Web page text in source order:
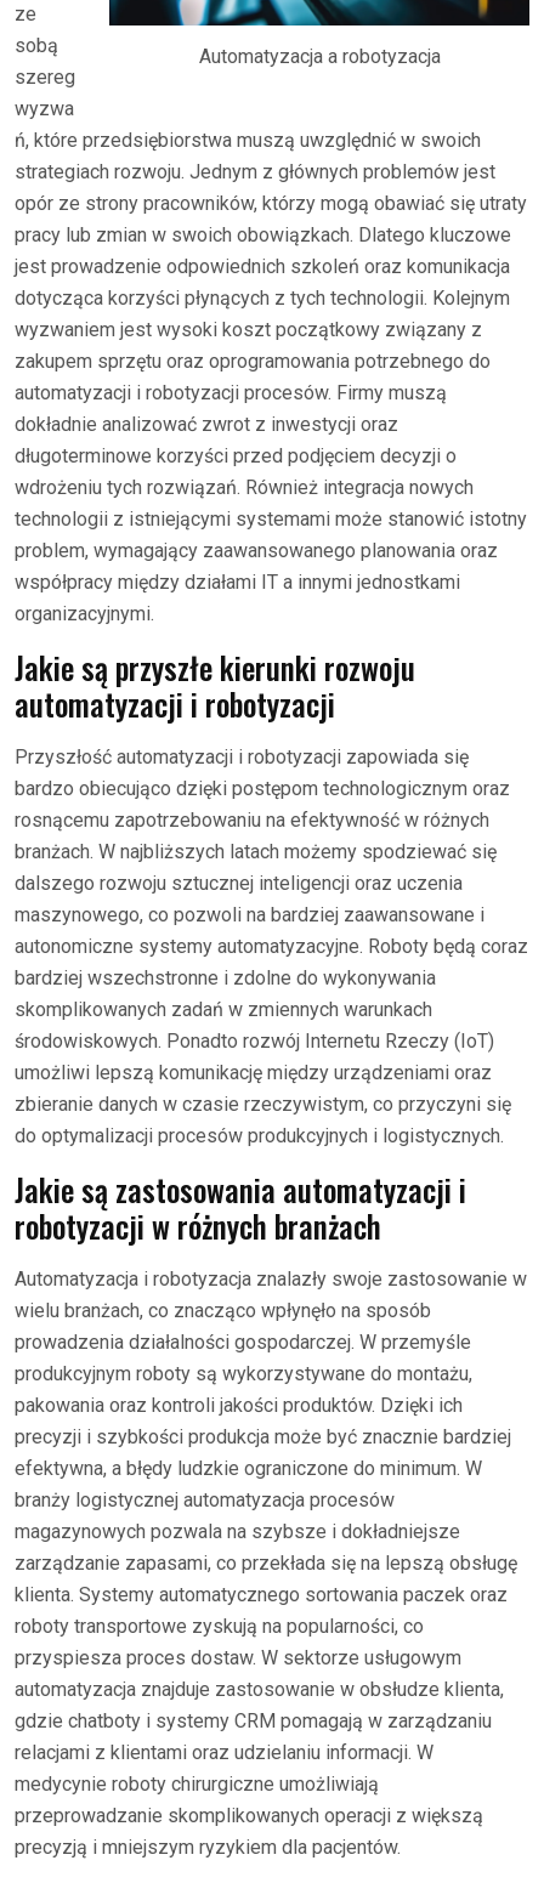
Automatyzacja a robotyzacja
ze
sobą
szereg
wyzwa
ń, które przedsiębiorstwa muszą uwzględnić w swoich
strategiach rozwoju. Jednym z głównych problemów jest
opór ze strony pracowników, którzy mogą obawiać się utraty
pracy lub zmian w swoich obowiązkach. Dlatego kluczowe
jest prowadzenie odpowiednich szkoleń oraz komunikacja
dotycząca korzyści płynących z tych technologii. Kolejnym
wyzwaniem jest wysoki koszt początkowy związany z
zakupem sprzętu oraz oprogramowania potrzebnego do
automatyzacji i robotyzacji procesów. Firmy muszą
dokładnie analizować zwrot z inwestycji oraz
długoterminowe korzyści przed podjęciem decyzji o
wdrożeniu tych rozwiązań. Również integracja nowych
technologii z istniejącymi systemami może stanowić istotny
problem, wymagający zaawansowanego planowania oraz
współpracy między działami IT a innymi jednostkami
organizacyjnymi.
Jakie są przyszłe kierunki rozwoju
automatyzacji i robotyzacji
Przyszłość automatyzacji i robotyzacji zapowiada się
bardzo obiecująco dzięki postępom technologicznym oraz
rosnącemu zapotrzebowaniu na efektywność w różnych
branżach. W najbliższych latach możemy spodziewać się
dalszego rozwoju sztucznej inteligencji oraz uczenia
maszynowego, co pozwoli na bardziej zaawansowane i
autonomiczne systemy automatyzacyjne. Roboty będą coraz
bardziej wszechstronne i zdolne do wykonywania
skomplikowanych zadań w zmiennych warunkach
środowiskowych. Ponadto rozwój Internetu Rzeczy (IoT)
umożliwi lepszą komunikację między urządzeniami oraz
zbieranie danych w czasie rzeczywistym, co przyczyni się
do optymalizacji procesów produkcyjnych i logistycznych.
Jakie są zastosowania automatyzacji i
robotyzacji w różnych branżach
Automatyzacja i robotyzacja znalazły swoje zastosowanie w
wielu branżach, co znacząco wpłynęło na sposób
prowadzenia działalności gospodarczej. W przemyśle
produkcyjnym roboty są wykorzystywane do montażu,
pakowania oraz kontroli jakości produktów. Dzięki ich
precyzji i szybkości produkcja może być znacznie bardziej
efektywna, a błędy ludzkie ograniczone do minimum. W
branży logistycznej automatyzacja procesów
magazynowych pozwala na szybsze i dokładniejsze
zarządzanie zapasami, co przekłada się na lepszą obsługę
klienta. Systemy automatycznego sortowania paczek oraz
roboty transportowe zyskują na popularności, co
przyspiesza proces dostaw. W sektorze usługowym
automatyzacja znajduje zastosowanie w obsłudze klienta,
gdzie chatboty i systemy CRM pomagają w zarządzaniu
relacjami z klientami oraz udzielaniu informacji. W
medycynie roboty chirurgiczne umożliwiają
przeprowadzanie skomplikowanych operacji z większą
precyzją i mniejszym ryzykiem dla pacjentów.